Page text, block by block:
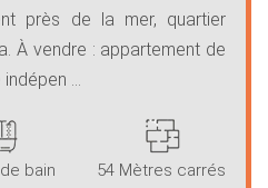
près de la mer, quartier
À vendre : appartement de
...
bain 54 Mètres carrés